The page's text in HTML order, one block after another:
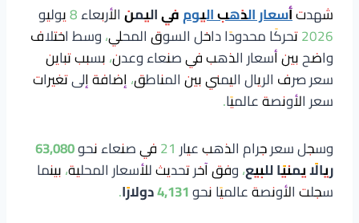
شهدتأسعار الذهب اليومفي اليمن
الأربعاء 8 يوليو
2026 تحركًا محدودًا داخل السوق المحلي، وسط اختلاف
واضح بين أسعار الذهب في صنعاء وعدن، بسبب تباين
سعر صرف الريال اليمني بين المناطق، إضافة إلى تغيرات
سعر الأونصة عالميًا.
وسجل سعر جرام الذهب عيار 21 في صنعاء نحو
63,080
ريالًا يمنيًا للبيع، وفق آخر تحديث للأسعار المحلية، بينما
سجلت الأونصة عالميًا نحو4,131 دولارًا .